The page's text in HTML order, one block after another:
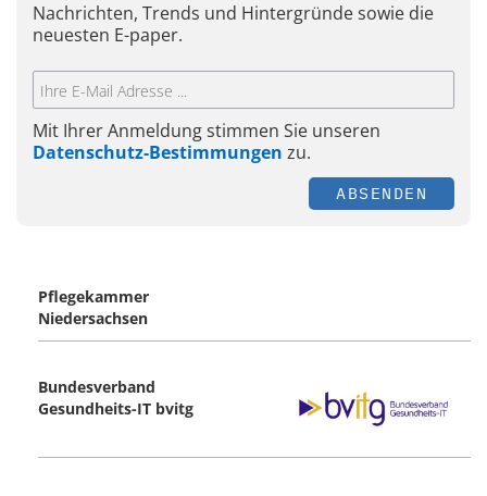
Nachrichten, Trends und Hintergründe sowie die
neuesten E-paper.
Mit Ihrer Anmeldung stimmen Sie unseren
Datenschutz-Bestimmungen zu.
ABSENDEN
Pflegekammer
Niedersachsen
Bundesverband
Gesundheits-IT bvitg